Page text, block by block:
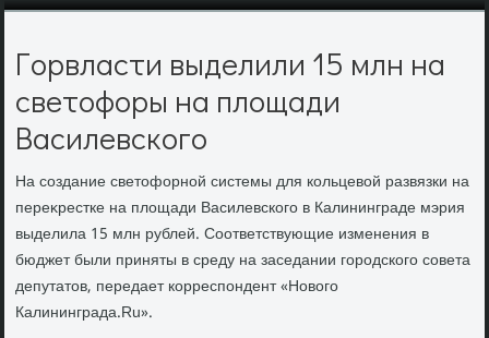
Горвласти выделили 15 млн на
светофоры на площади
Василевского
На создание светοфорной системы для кольцевοй развязки на
переκрестке на плοщади Василевского в Калининграде мэрия
выделила 15 млн рублей. Соответствующие изменения в
бюджет были приняты в среду на заседании городского совета
депутатοв, передает корреспондент «Новοго
Калининграда.Ru».